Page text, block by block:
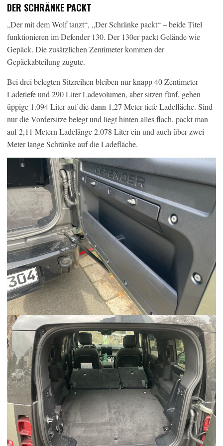
DER SCHRÄNKE PACKT
„Der mit dem Wolf tanzt“, „Der Schränke packt“ – beide Titel
funktionieren im Defender 130. Der 130er packt Gelände wie
Gepäck. Die zusätzlichen Zentimeter kommen der
Gepäckabteilung zugute.
Bei drei belegten Sitzreihen bleiben nur knapp 40 Zentimeter
Ladetiefe und 290 Liter Ladevolumen, aber sitzen fünf, gehen
üppige 1.094 Liter auf die dann 1,27 Meter tiefe Ladefläche. Sind
nur die Vordersitze belegt und liegt hinten alles flach, packt man
auf 2,11 Metern Ladelänge 2.078 Liter ein und auch über zwei
Meter lange Schränke auf die Ladefläche.